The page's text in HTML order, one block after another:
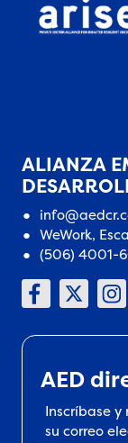
ALIANZA
WeWork,
(506) 4001-
AED
Inscríbase y
su correo